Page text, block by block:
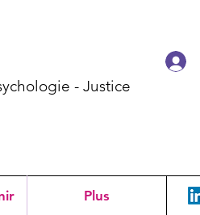
- Justice
Plus